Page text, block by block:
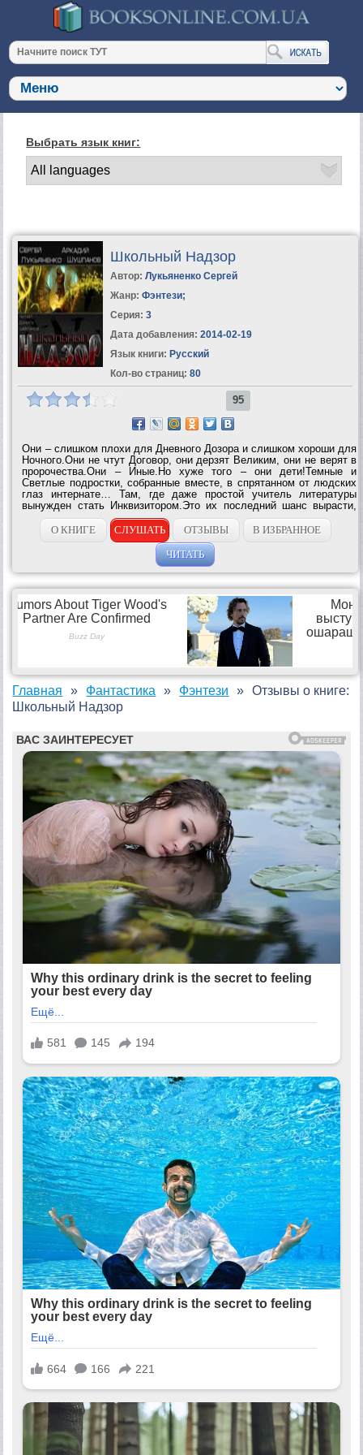
Выбрать язык книг:
Школьный Надзор
Автор: Лукьяненко Сергей
Жанр: Фэнтези;
Серия: 3
Дата добавления: 2014-02-19
Язык книги: Русский
Кол-во страниц: 80
95
Они – слишком плохи для Дневного Дозора и слишком хороши для
Ночного.Они не чтут Договор, они дерзят Великим, они не верят в
пророчества.Они – Иные.Но хуже того – они дети!Темные и
Светлые подростки, собранные вместе, в спрятанном от людских
глаз интернате… Там, где даже простой учитель литературы
вынужден стать Инквизитором.Это их последний шанс вырасти,
войти в мир Иных, исправить чужие ошибки – и наделать
своих.Конечно, если...
О КНИГЕ СЛУШАТЬ ОТЗЫВЫ
В ИЗБРАННОЕ
ЧИТАТЬ
Главная Фантастика Фэнтези
Отзывы о книге:
Школьный Надзор